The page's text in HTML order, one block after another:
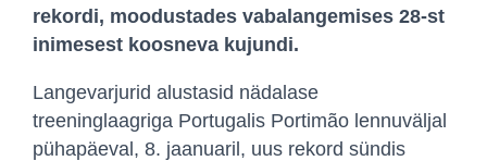
rekordi, moodustades vabalangemises 28-st
inimesest koosneva kujundi.
Langevarjurid alustasid nädalase
treeninglaagriga Portugalis Portimão lennuväljal
pühapäeval, 8. jaanuaril, uus rekord sündis